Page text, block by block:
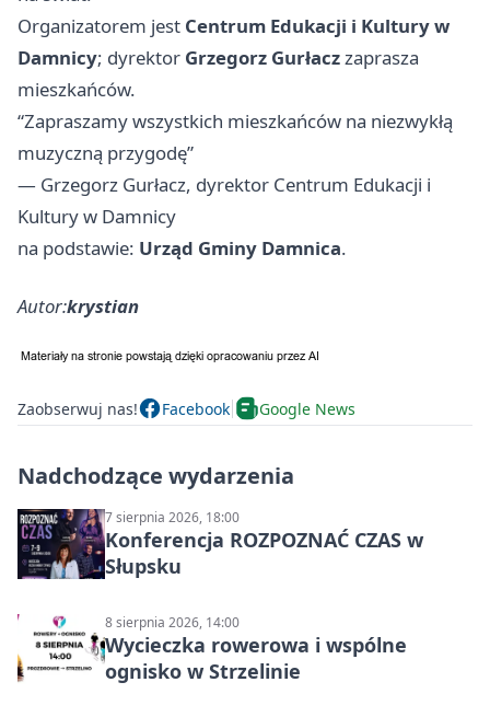
Organizatorem jest Centrum Edukacji i Kultury w
Damnicy; dyrektor Grzegorz Gurłaczzaprasza
mieszkańców.
“Zapraszamy wszystkich mieszkańców na niezwykłą
muzyczną przygodę”
— Grzegorz Gurłacz, dyrektor Centrum Edukacji i
Kultury w Damnicy
na podstawie: Urząd Gminy Damnica.
Autor:krystian
Zaobserwuj nas! Facebook Google News
Nadchodzące wydarzenia
7 sierpnia 2026, 18:00
Konferencja ROZPOZNAĆ CZAS w
Słupsku
8 sierpnia 2026, 14:00
Wycieczka rowerowa i wspólne
ognisko w Strzelinie